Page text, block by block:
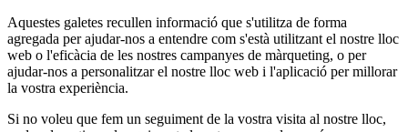
Aquestes galetes recullen informació que s'utilitza de forma
agregada per ajudar-nos a entendre com s'està utilitzant el nostre lloc
web o l'eficàcia de les nostres campanyes de màrqueting, o per
ajudar-nos a personalitzar el nostre lloc web i l'aplicació per millorar
la vostra experiència.
Si no voleu que fem un seguiment de la vostra visita al nostre lloc,